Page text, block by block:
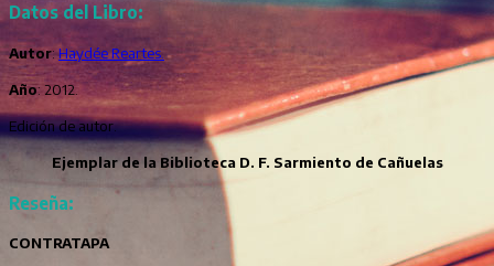
Datos del Libro:
Autor:Haydée Reartes.
Año: 2012.
Edición de autor.
Ejemplar de la Biblioteca D. F. Sarmiento de Cañuelas
Reseña:
CONTRATAPA